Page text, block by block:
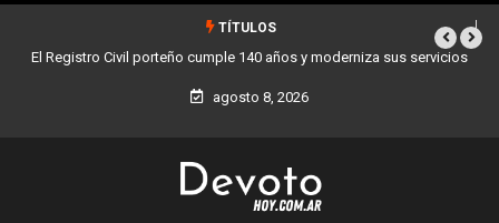
TÍTULOS
El Registro Civil porteño cumple 140 años y moderniza sus servicios
agosto 8, 2026